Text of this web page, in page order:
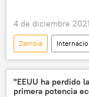
4 de diciembre
Zambia
ómicron (variante de
"EEUU ha perdido
primera potencia